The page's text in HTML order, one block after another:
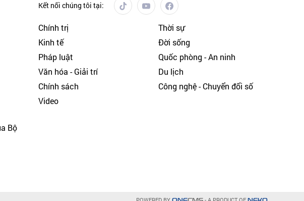
Bộ
Kết nối chúng tôi tại:
Chính trị
Thời sự
Kinh tế
Đời sống
Pháp luật
Quốc phòng - An ninh
Văn hóa - Giải trí
Du lịch
Chính sách
Công nghệ - Chuyển đổi số
Video